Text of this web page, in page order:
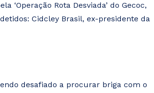
‘Operação Rota Desviada’ do Gecoc,
Cidcley Brasil, ex-presidente da
desafiado a procurar briga com o